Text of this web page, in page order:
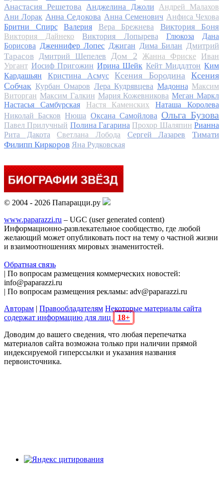
Анастасия Решетова Анджелина Джоли
Андрей Малахов
Ани Лорак Анна Седокова Анна Семенович Анфиса Чехова
Бритни Спирс
Валерия Вера Брежнева Виктория Боня
Виктория Дайнеко Виктория Лопырева Глюкоза
Дана
Борисова Дженнифер Лопес Джиган Дима Билан Дмитрий
Тарасов
Дмитрий Шепелев Дом 2 Жанна Фриске
Иван
Ургант Иосиф Пригожин Ирина Шейк Кейт Миддлтон Ким
Кардашьян
Кристина Асмус Ксения Бородина
Ксения
Собчак Курбан Омаров Лера Кудрявцева Мадонна Максим
Виторган Максим Галкин Мария Кожевникова Меган Маркл
Настасья Самбурская
Настя Каменских
Наташа Королева
Николай Басков Нюша Оксана Самойлова Ольга Бузова
Павел Прилучный Полина Гагарина Прохор Шаляпин Рианна
Рита Дакота
Светлана Лобода Сергей Лазарев
Тимати
Филипп Киркоров Яна Рудковская
© 2004 - 2026 Папарацци.ру
www.paparazzi.ru – UGC (user generated content)
Информационно-развлекательное сообщество, где любой
желающий может опубликовать пост на тему о частной жизни
и взаимоотношениях мировых знаменитостей.
Обратная связь
| По вопросам размещения коммерческих новостей:
info@paparazzi.ru
| По вопросам размещения рекламы: adv@paparazzi.ru
Авторам | Правообладателям Некоторые материалы сайта
содержат информацию для лиц
18+
Доводим до вашего сведения, что любая перепечатка
материалов сайта возможна только при наличии прямой
индексируемой гиперссылки и указания названия
первоисточника.